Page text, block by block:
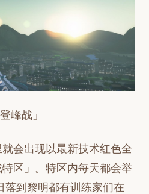
峰战」
会出现以最新技术红色全
区」。特区内每天都会举
落到黎明都有训练家们在